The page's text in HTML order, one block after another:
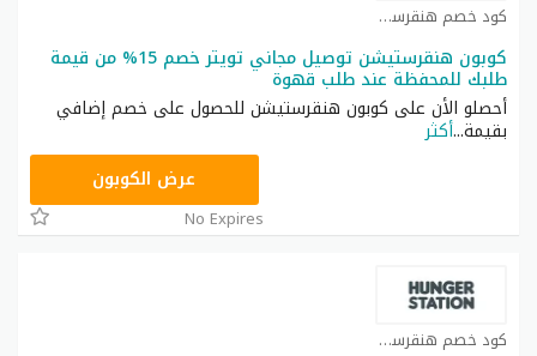
كود خصم هنقرستيشن كوبون
كوبون هنقرستيشن توصيل مجاني تويتر خصم 15% من قيمة
طلبك للمحفظة عند طلب قهوة
أحصلو الأن على كوبون هنقرستيشن للحصول على خصم إضافي
بقيمة...أكثر
عرض الكوبون
No Expires
كود خصم هنقرستيشن كوبون